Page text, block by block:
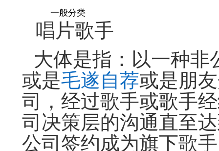
一般分类
唱片歌手
大体是指：以一种非
或是毛遂自荐或是朋
司，经过歌手或歌手
司决策层的沟通直至
公司签约成为旗下歌